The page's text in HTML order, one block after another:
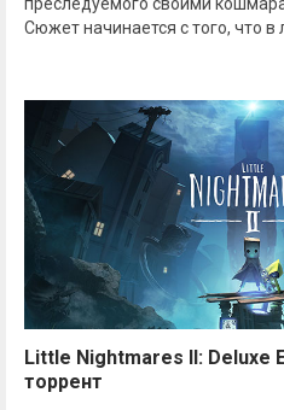
Сюжет начинается с того, что в
Little Nightmares II: Deluxe
торрент